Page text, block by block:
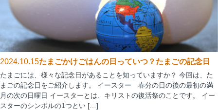
2024.10.15たまごかけごはんの日っていつ？たまごの記念日
たまごには、様々な記念日があることを知っていますか？ 今回は、た
まごの記念日をご紹介します。 イースター 春分の日の後の最初の満
月の次の日曜日 イースターとは、キリストの復活祭のことです。 イー
スターのシンボルの1つとい […]